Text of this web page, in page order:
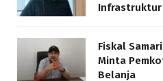
Infrastruktur
Fiskal
Minta
Belanja